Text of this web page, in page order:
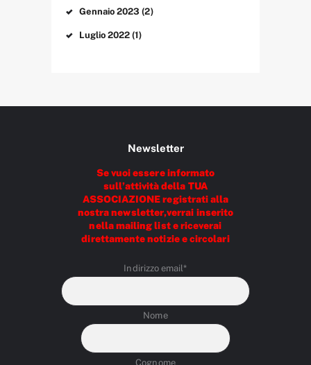
Gennaio2023 (2)
Luglio 2022 (1)
Newsletter
Se vuoi essere informato
sull’attività della TUA
ASSOCIAZIONE registrati alla
nostra newsletter,verrai inserito
nella mailing list e riceverai
direttamente notizie e circolari
Indirizzo email*
Nome
Cognome